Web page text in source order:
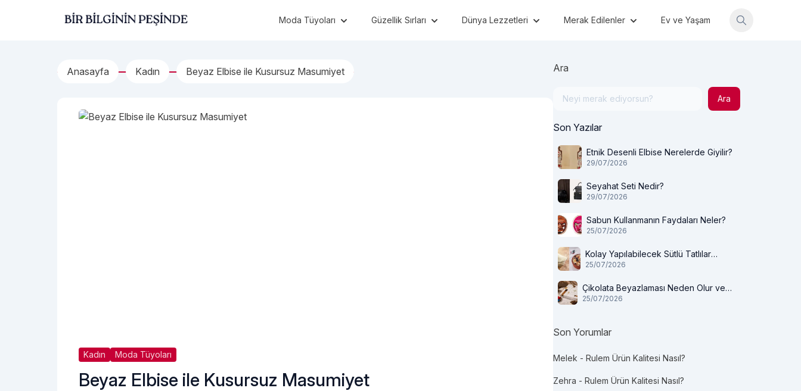
Bir Bilginin Peşinde! Moda Tüyoları Güzellik Sırları Dünya Lezzetleri Merak Edilenler Ev ve Yaşam
Anasayfa Kadın Beyaz Elbise ile Kusursuz Masumiyet
Kadın Moda Tüyoları
Beyaz Elbise ile Kusursuz Masumiyet
Ara
Ara
Son Yazılar
Etnik Desenli Elbise Nerelerde Giyilir?
29/07/2026
Seyahat Seti Nedir?
29/07/2026
Sabun Kullanmanın Faydaları Neler?
25/07/2026
Kolay Yapılabilecek Sütlü Tatlılar
Nelerdir?
25/07/2026
Çikolata Beyazlaması Neden Olur ve
Tüketilir mi?
25/07/2026
Son Yorumlar
Melek - Rulem Ürün Kalitesi Nasıl?
Zehra - Rulem Ürün Kalitesi Nasıl?